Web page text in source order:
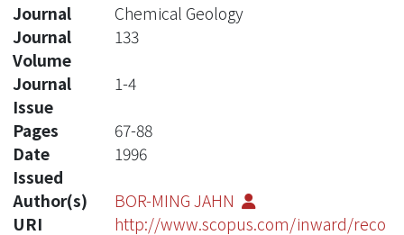
Journal
Chemical Geology
Journal
Volume
133
Journal
Issue
1-4
Pages
67-88
Date
Issued
1996
Author(s)
BOR-MING JAHN
URI
http://www.scopus.com/inward/reco